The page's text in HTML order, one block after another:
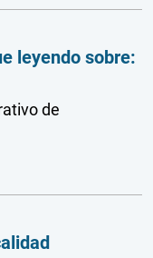
leyendo sobre:
de